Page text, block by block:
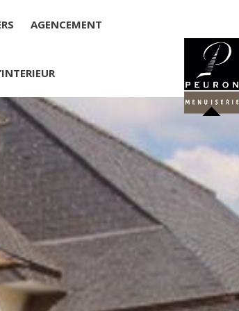
AGENCEMENT
PEURON
unipersonnelle
YANNICK PEURON, ZONE ARTISANALE
: 10 000,00 €
la société, responsable de la